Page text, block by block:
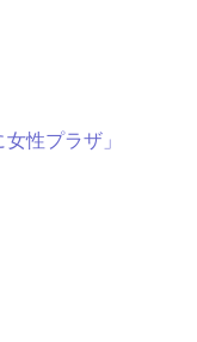
性プラザ」